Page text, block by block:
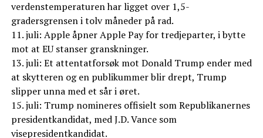
verdenstemperaturen har ligget over 1,5-
gradersgrensen i tolv måneder på rad.
11. juli: Apple åpner Apple Pay for tredjeparter, i bytte
mot at EU stanser granskninger.
13. juli: Et attentatforsøk mot Donald Trump ender med
at skytteren og en publikummer blir drept, Trump
slipper unna med et sår i øret.
15. juli: Trump nomineres offisielt som Republikanernes
presidentkandidat, med J.D. Vance som
visepresidentkandidat.